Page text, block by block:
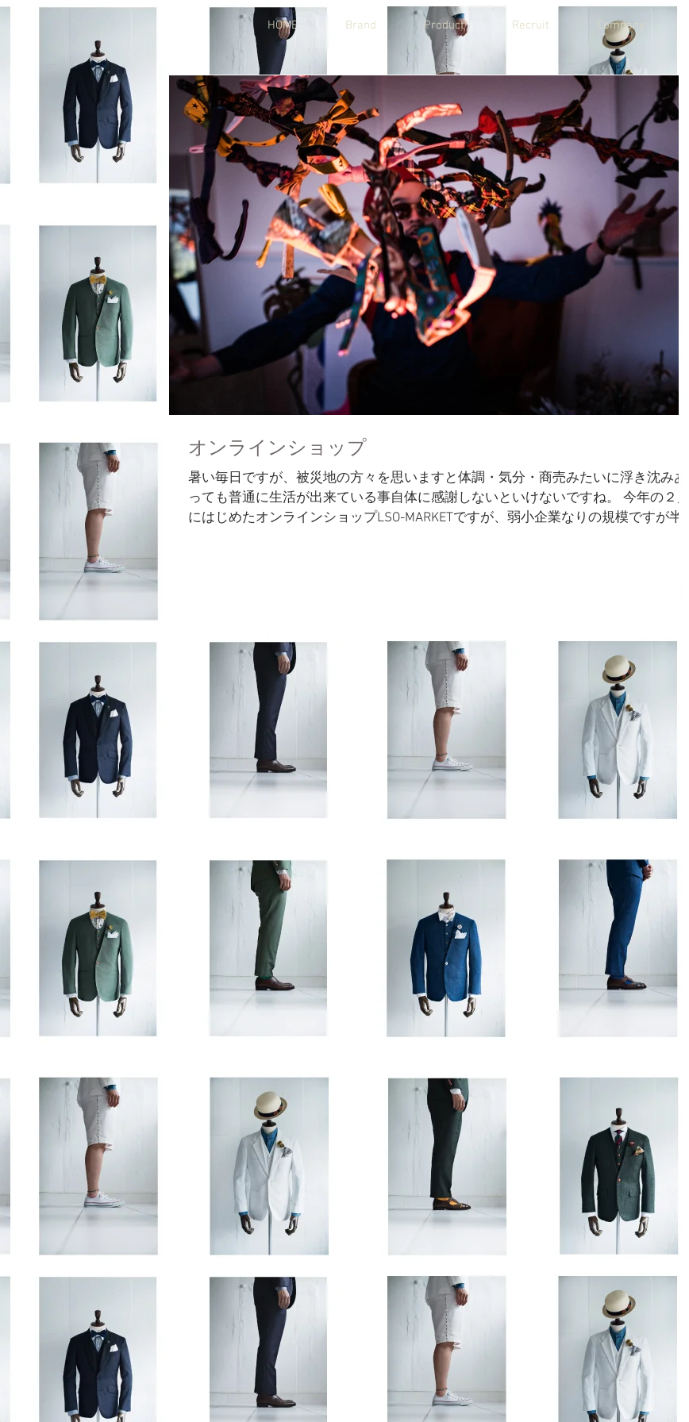
HOME Brand Product Recruit Company
オンラインショップ
暑い毎日ですが、被災地の方々を思いますと体調・気分・商売みたいに浮き沈みあ
っても普通に生活が出来ている事自体に感謝しないといけないですね。 今年の２月
にはじめたオンラインショップLSO-MARKETですが、弱小企業なりの規模ですが半年